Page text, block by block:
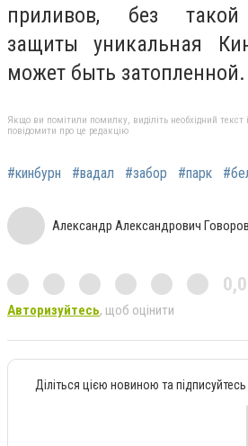
приливов, без такой
защиты уникальная
может быть затопленной.
Якщо ви помітили помилку, виділіть необхідний текст
повідомити про це редакцію
#кинбурн #вадал #забор #парк
Александр Александрович Говоров
0,0
Авторизуйтесь, щоб оцінити
Діліться цією новиною та